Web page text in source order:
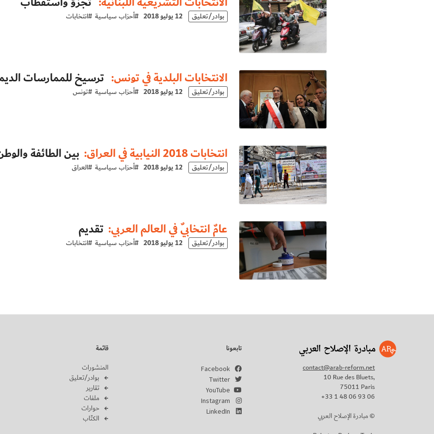
بوادر/تعليق 12 يوليو 2018 #أحزاب سياسية #انتخابات
الانتخابات البلدية في تونس: ترسيخ للممارسات
بوادر/تعليق 12 يوليو 2018 #أحزاب سياسية #تونس
انتخابات 2018 النيابية في العراق: بين الطائفة
بوادر/تعليق 12 يوليو 2018 #أحزاب سياسية #العراق
عامٌ انتخابيٌ في العالم العربي: تقديم
بوادر/تعليق 12 يوليو 2018 #أحزاب سياسية #انتخابات
contact@arab-reform.net
10 Rue des Bluets,
75011 Paris
+33 1 48 06 93 06
مبادرة الإصلاح العربي ©
تابعونا
Facebook
Twitter
YouTube
Instagram
LinkedIn
قائمة
المنشورات
بوادر/تعليق
تقارير
ملفات
حوارات
الكتّاب